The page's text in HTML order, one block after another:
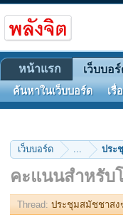
เว็บบอร์ด ... ประ
คะแนนสำหรับ
Thread: ประชุมสมัชชาส
หน้าแรก เว็บบอ
ค้นหาในเว็บบอร์ด เรื่